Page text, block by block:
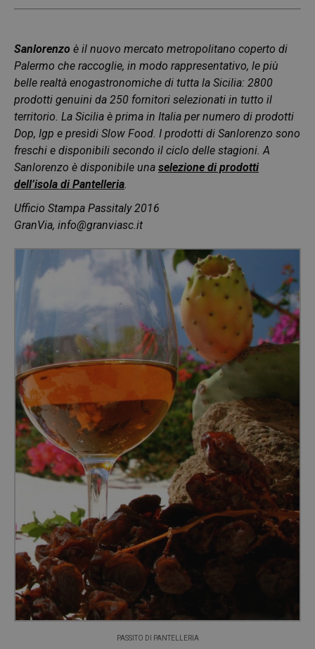
Sanlorenzo è il nuovo mercato metropolitano coperto di
Palermo che raccoglie, in modo rappresentativo, le più
belle realtà enogastronomiche di tutta la Sicilia: 2800
prodotti genuini da 250 fornitori selezionati in tutto il
territorio. La Sicilia è prima in Italia per numero di prodotti
Dop, Igp e presìdi Slow Food. I prodotti di Sanlorenzo sono
freschi e disponibili secondo il ciclo delle stagioni. A
Sanlorenzo è disponibile una selezione di prodotti
dell’isola di Pantelleria.
Ufficio Stampa Passitaly 2016
GranVia, info@granviasc.it
PASSITO DI PANTELLERIA